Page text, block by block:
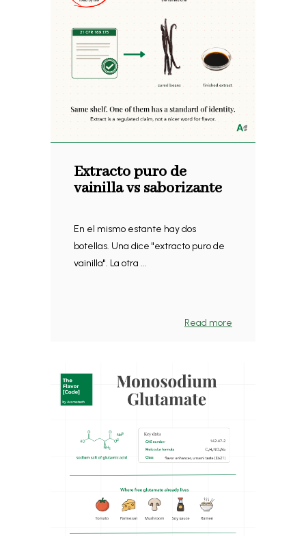
Extracto puro de
vainilla vs saborizante
En el mismo estante hay dos
botellas. Una dice "extracto puro de
vainilla". La otra ...
Read more